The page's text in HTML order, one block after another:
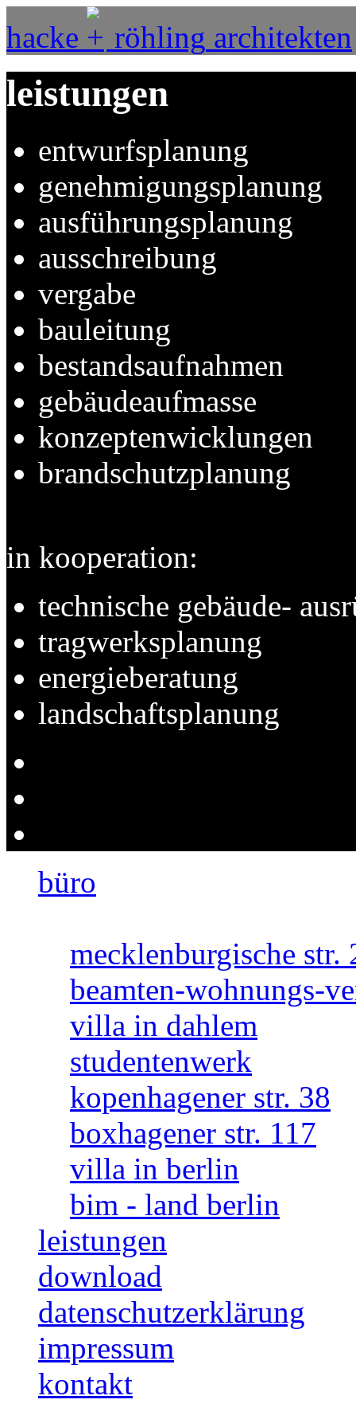
hacke röhling architekten
leistungen
entwurfsplanung
genehmigungsplanung
ausführungsplanung
ausschreibung
vergabe
bauleitung
bestandsaufnahmen
gebäudeaufmasse
konzeptenwicklungen
brandschutzplanung
in kooperation:
technische gebäude-
tragwerksplanung
energieberatung
landschaftsplanung
büro
mecklenburgische str.
beamten-wohnungs-
villa in dahlem
studentenwerk
kopenhagener str. 38
boxhagener str. 117
villa in berlin
bim - land berlin
leistungen
download
datenschutzerklärung
impressum
kontakt